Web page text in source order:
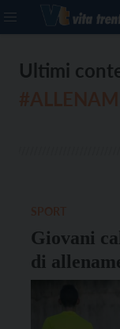
Ultimi
Giovani
di
Calcio